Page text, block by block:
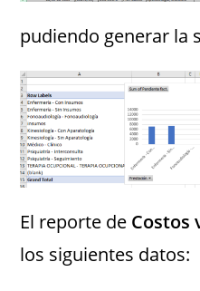
pudiendo generar la
El reporte de Costos
los siguientes datos: